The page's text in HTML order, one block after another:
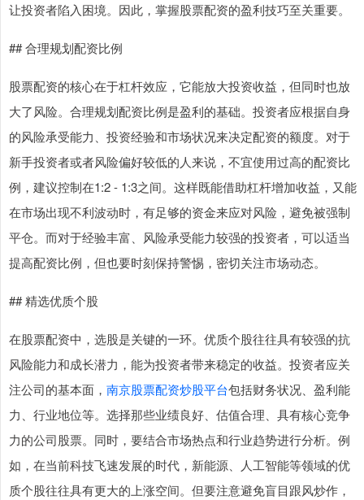
让投资者陷入困境。因此，掌握股票配资的盈利技巧至关重要。
## 合理规划配资比例
股票配资的核心在于杠杆效应，它能放大投资收益，但同时也放
大了风险。合理规划配资比例是盈利的基础。投资者应根据自身
的风险承受能力、投资经验和市场状况来决定配资的额度。对于
新手投资者或者风险偏好较低的人来说，不宜使用过高的配资比
例，建议控制在1:2 - 1:3之间。这样既能借助杠杆增加收益，又能
在市场出现不利波动时，有足够的资金来应对风险，避免被强制
平仓。而对于经验丰富、风险承受能力较强的投资者，可以适当
提高配资比例，但也要时刻保持警惕，密切关注市场动态。
## 精选优质个股
在股票配资中，选股是关键的一环。优质个股往往具有较强的抗
风险能力和成长潜力，能为投资者带来稳定的收益。投资者应关
注公司的基本面， 南京股票配资炒股平台包括财务状况、盈利能
力、行业地位等。选择那些业绩良好、估值合理、具有核心竞争
力的公司股票。同时，要结合市场热点和行业趋势进行分析。例
如，在当前科技飞速发展的时代，新能源、人工智能等领域的优
质个股往往具有更大的上涨空间。但要注意避免盲目跟风炒作，